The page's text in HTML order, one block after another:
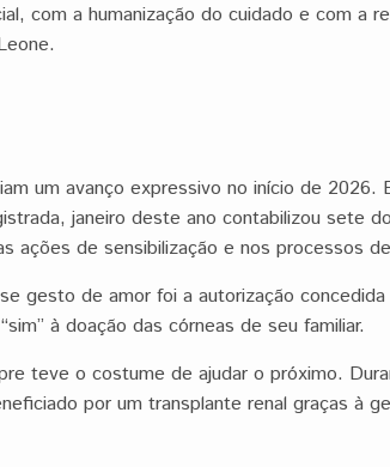
com a humanização do cuidado e com a
um avanço expressivo no início de 2026.
janeiro deste ano contabilizou sete
ações de sensibilização e nos processos
gesto de amor foi a autorização
à doação das córneas de seu familiar.
teve o costume de ajudar o próximo.
por um transplante renal graças à